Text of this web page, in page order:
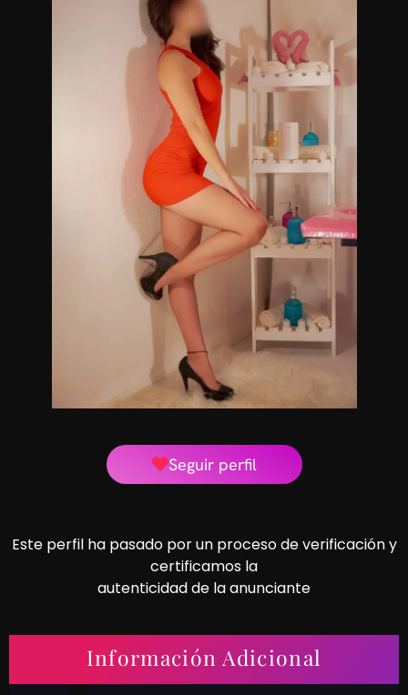
después de la sesión
Será un placer conocernos y crear un momento espacio
para la relajación
Total discreción
Te espero
Masajistas en Recoleta
Seguir perfil
Este perfil ha pasado por un proceso de verificación y
certificamos la
autenticidad de la anunciante
Información Adicional